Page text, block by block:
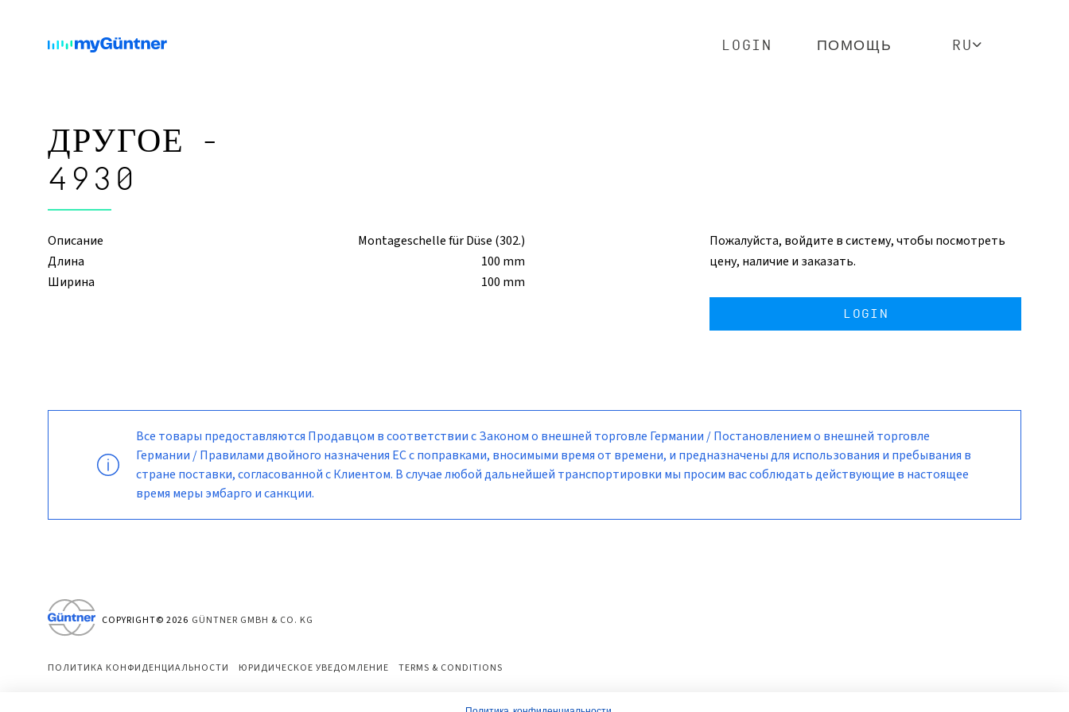
LOGIN ПОМОЩЬ RU
ДРУГОЕ -
4930
Описание
Montageschelle für Düse (302.)
Длина
100 mm
Ширина
100 mm
Пожалуйста, войдите в систему, чтобы посмотреть
цену, наличие и заказать.
LOGIN
Все товары предоставляются Продавцом в соответствии с Законом о внешней торговле Германии / Постановлением о внешней торговле
Германии / Правилами двойного назначения ЕС с поправками, вносимыми время от времени, и предназначены для использования и пребывания в
стране поставки, согласованной с Клиентом. В случае любой дальнейшей транспортировки мы просим вас соблюдать действующие в настоящее
время меры эмбарго и санкции.
COPYRIGHT© 2026 GÜNTNER GMBH & CO. KG
ПОЛИТИКА КОНФИДЕНЦИАЛЬНОСТИ ЮРИДИЧЕСКОЕ УВЕДОМЛЕНИЕ TERMS & CONDITIONS